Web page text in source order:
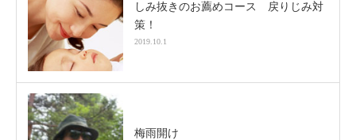
しみ抜きのお薦めコース 戻りじみ対
策！
2019.10.1
梅雨開け